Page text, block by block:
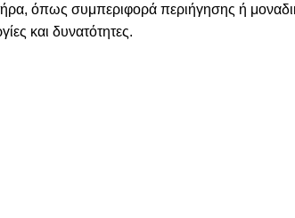
όπως συμπεριφορά περιήγησης ή
και δυνατότητες.